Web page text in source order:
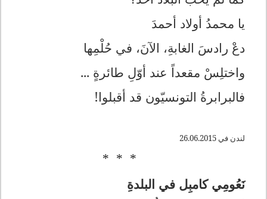
يا محمدُ أولاد أحمدَ
دعْ رادسَ الغابةِ، الآنَ، في حُلْمِها
واختلِسْ مقعداً عند أوّلِ طائرةٍ ...
فالبرابرةُ التونسيّون قد أقبلوا!
لندن في 26.06.2015
* * *
نَعُومِي كامبِل في البلدةِ